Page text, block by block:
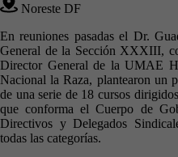
Noreste DF
En reuniones pasadas el Dr.
General de la Sección XXXIII,
Director General de la UMAE
Nacional la Raza, plantearon un
de una serie de 18 cursos
que conforma el Cuerpo de
Directivos y Delegados
todas las categorías.